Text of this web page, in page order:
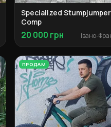
Specialized Stumpjumper
Comp
20 000 грн
ПРОДАМ